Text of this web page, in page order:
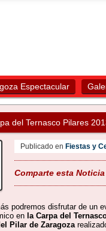
Espectacular
del Ternasco Pilares
Publicado en Fiestas y
Comparte esta
podremos disfrutar de un
en la Carpa del
Pilar de Zaragoza